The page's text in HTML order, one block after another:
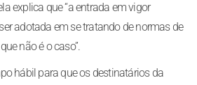
explica que “a entrada em vigor
adotada em se tratando de normas de
não é o caso”.
hábil para que os destinatários da